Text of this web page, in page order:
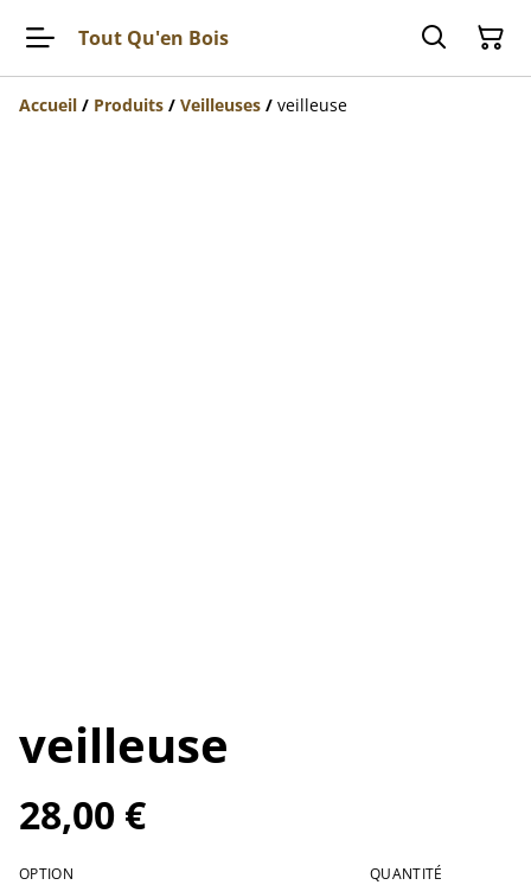
Tout Qu'en Bois
Accueil / Produits / Veilleuses / veilleuse
veilleuse
28,00 €
OPTION QUANTITÉ